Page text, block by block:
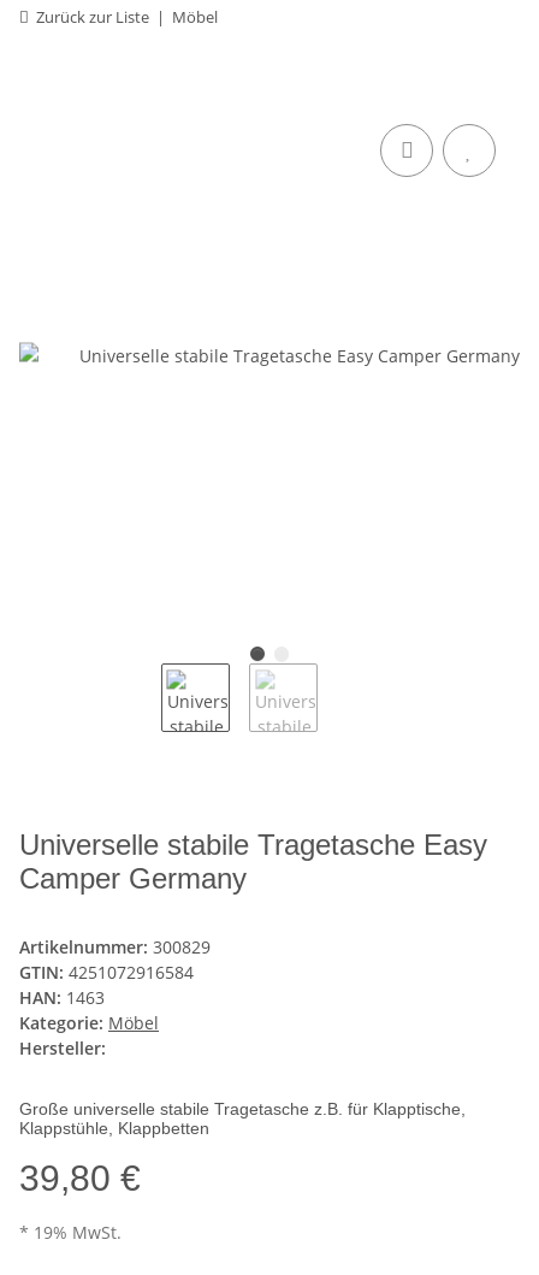
Zurück zur Liste Möbel
Universelle stabile Tragetasche Easy
Camper Germany
Artikelnummer: 300829
GTIN: 4251072916584
HAN: 1463
Kategorie: Möbel
Hersteller:
Große universelle stabile Tragetasche z.B. für Klapptische,
Klappstühle, Klappbetten
39,80 €
* 19% MwSt.